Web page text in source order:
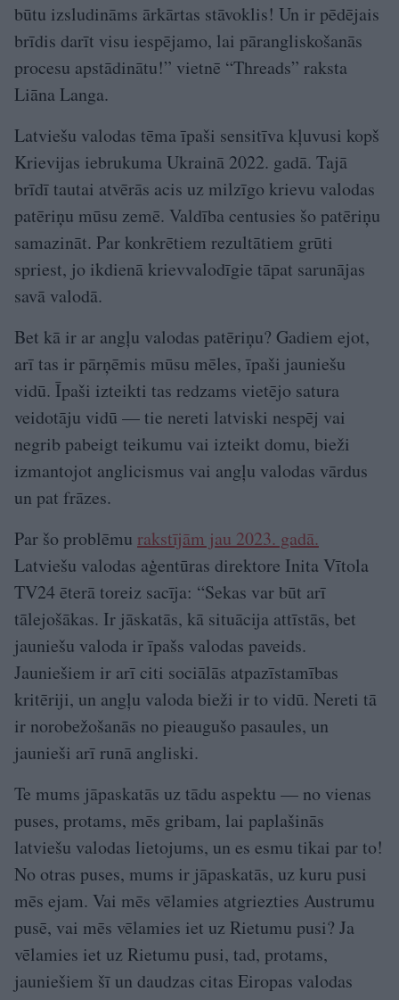
būtu izsludināms ārkārtas stāvoklis! Un ir pēdējais
brīdis darīt visu iespējamo, lai pārangliskošanās
procesu apstādinātu!” vietnē “Threads” raksta
Liāna Langa.
Latviešu valodas tēma īpaši sensitīva kļuvusi kopš
Krievijas iebrukuma Ukrainā 2022. gadā. Tajā
brīdī tautai atvērās acis uz milzīgo krievu valodas
patēriņu mūsu zemē. Valdība centusies šo patēriņu
samazināt. Par konkrētiem rezultātiem grūti
spriest, jo ikdienā krievvalodīgie tāpat sarunājas
savā valodā.
Bet kā ir ar angļu valodas patēriņu? Gadiem ejot,
arī tas ir pārņēmis mūsu mēles, īpaši jauniešu
vidū. Īpaši izteikti tas redzams vietējo satura
veidotāju vidū — tie nereti latviski nespēj vai
negrib pabeigt teikumu vai izteikt domu, bieži
izmantojot anglicismus vai angļu valodas vārdus
un pat frāzes.
Par šo problēmu rakstījām jau 2023. gadā.
Latviešu valodas aģentūras direktore Inita Vītola
TV24 ēterā toreiz sacīja: “Sekas var būt arī
tālejošākas. Ir jāskatās, kā situācija attīstās, bet
jauniešu valoda ir īpašs valodas paveids.
Jauniešiem ir arī citi sociālās atpazīstamības
kritēriji, un angļu valoda bieži ir to vidū. Nereti tā
ir norobežošanās no pieaugušo pasaules, un
jaunieši arī runā angliski.
Te mums jāpaskatās uz tādu aspektu — no vienas
puses, protams, mēs gribam, lai paplašinās
latviešu valodas lietojums, un es esmu tikai par to!
No otras puses, mums ir jāpaskatās, uz kuru pusi
mēs ejam. Vai mēs vēlamies atgriezties Austrumu
pusē, vai mēs vēlamies iet uz Rietumu pusi? Ja
vēlamies iet uz Rietumu pusi, tad, protams,
jauniešiem šī un daudzas citas Eiropas valodas